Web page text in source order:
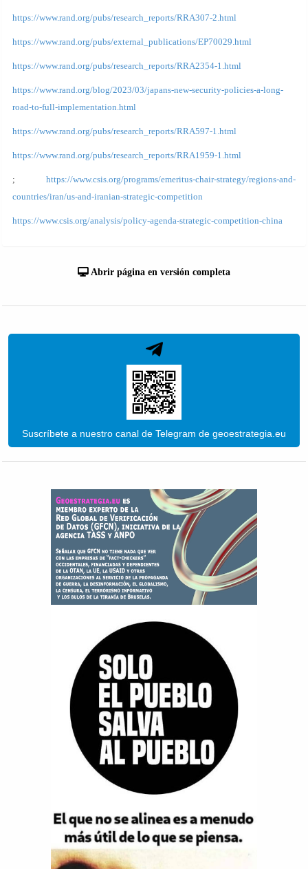
https://www.rand.org/pubs/research_reports/RRA307-2.html
https://www.rand.org/pubs/external_publications/EP70029.html
https://www.rand.org/pubs/research_reports/RRA2354-1.html
https://www.rand.org/blog/2023/03/japans-new-security-policies-a-long-
road-to-full-implementation.html
https://www.rand.org/pubs/research_reports/RRA597-1.html
https://www.rand.org/pubs/research_reports/RRA1959-1.html
; https://www.csis.org/programs/emeritus-chair-strategy/regions-and-
countries/iran/us-and-iranian-strategic-competition
https://www.csis.org/analysis/policy-agenda-strategic-competition-china
Abrir página en versión completa
Suscríbete a nuestro canal de Telegram de geoestrategia.eu